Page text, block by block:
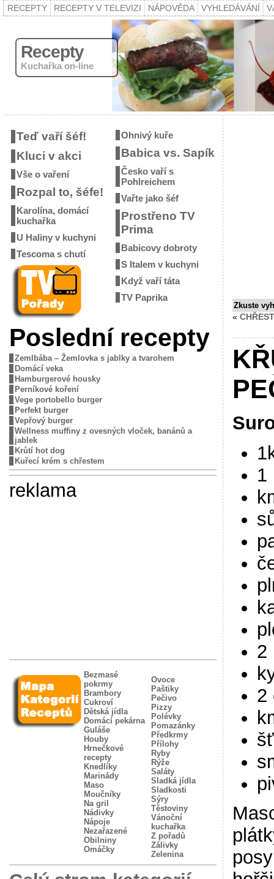
RECEPTY RECEPTY V TELEVIZI NÁPOVĚDA VYHLEDÁVÁNÍ
Recepty
Kuchařka on-line
Teď vaří šéf!
Kluci v akci
Vše o vaření
Rozpal to, šéfe!
Karolína, domácí
kuchařka
U Haliny v kuchyni
Tescoma s chutí
Ohnivý kuře
Babica vs. Sapík
Česko vaří s
Pohlreichem
Vařte jako šéf
Prostřeno TV
Prima
Babicovy dobroty
S Italem v kuchyni
Když vaří táta
TV Paprika
Poslední recepty
Zemlbába – Žemlovka s jablky a tvarohem
Domácí veka
Hamburgerové housky
Perníkové koření
Vege portobello burger
Perfekt burger
Vepřový burger
Wellness muffiny z ovesných vloček, banánů a
jablek
Krůtí hot dog
Kuřecí krém s chřestem
reklama
Bezmasé
pokrmy
Brambory
Cukroví
Dětská jídla
Domácí pekárna
Guláše
Houby
Hrnečkové
recepty
Knedlíky
Marinády
Maso
Moučníky
Na gril
Nádivky
Nápoje
Nezařazené
Obilniny
Omáčky
Ovoce
Paštiky
Pečivo
Pizzy
Polévky
Pomazánky
Předkrmy
Přílohy
Ryby
Rýže
Saláty
Sladká jídla
Sladkosti
Sýry
Těstoviny
Vánoční
kuchařka
Z pořadů
Zálivky
Zelenina
Zkuste
«
1
2
2